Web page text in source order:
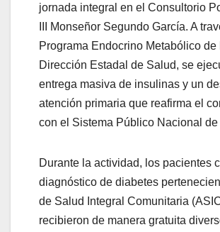
jornada integral en el Consultorio
III Monseñor Segundo García. A
Programa Endocrino Metabólico de
Dirección Estadal de Salud, se
entrega masiva de insulinas y un
atención primaria que reafirma el
con el Sistema Público Nacional de
Durante la actividad, los pacientes
diagnóstico de diabetes
de Salud Integral Comunitaria
recibieron de manera gratuita